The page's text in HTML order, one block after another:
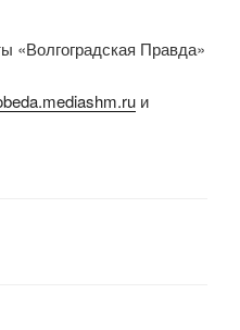
«Волгоградская Правда»
и